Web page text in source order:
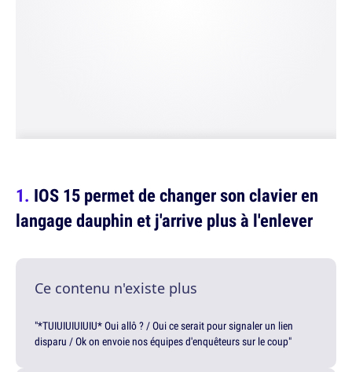
IOS 15 permet de changer son clavier en
langage dauphin et j'arrive plus à l'enlever
Ce contenu n'existe plus
"*TUIUIUIUIUIU* Oui allô ? / Oui ce serait pour signaler un lien
disparu / Ok on envoie nos équipes d'enquêteurs sur le coup"